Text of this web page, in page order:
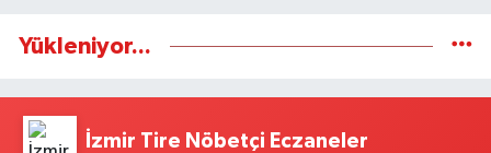
Yükleniyor...
İzmir Tire Nöbetçi Eczaneler